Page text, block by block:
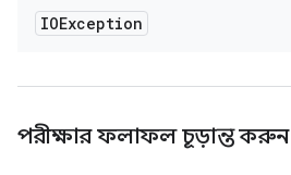
IOException
পরীক্ষার ফলাফল চূড়ান্ত করুন